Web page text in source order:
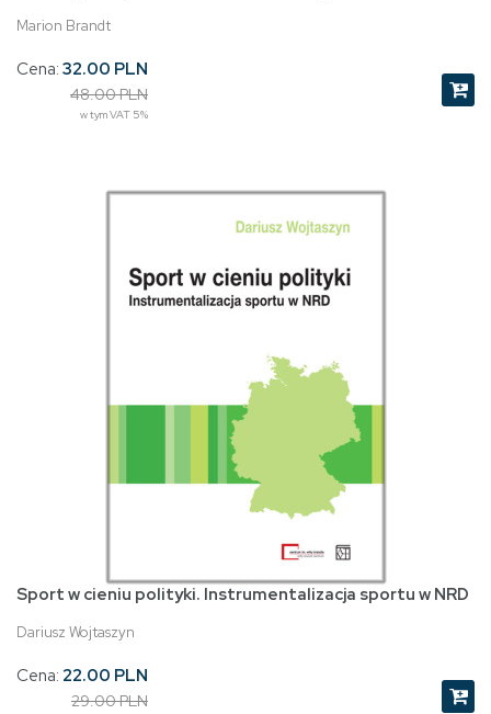
Marion Brandt
Cena: 32.00 PLN
48.00 PLN
w tym VAT 5%
Sport w cieniu polityki. Instrumentalizacja sportu w NRD
Dariusz Wojtaszyn
Cena: 22.00 PLN
29.00 PLN